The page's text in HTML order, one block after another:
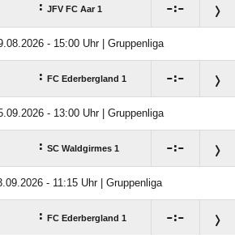
: JFV FC Aar 1 :
- 15:00 Uhr | Gruppenliga
: FC Ederbergland 1 :
- 13:00 Uhr | Gruppenliga
: SC Waldgirmes 1 :
- 11:15 Uhr | Gruppenliga
: FC Ederbergland 1 :